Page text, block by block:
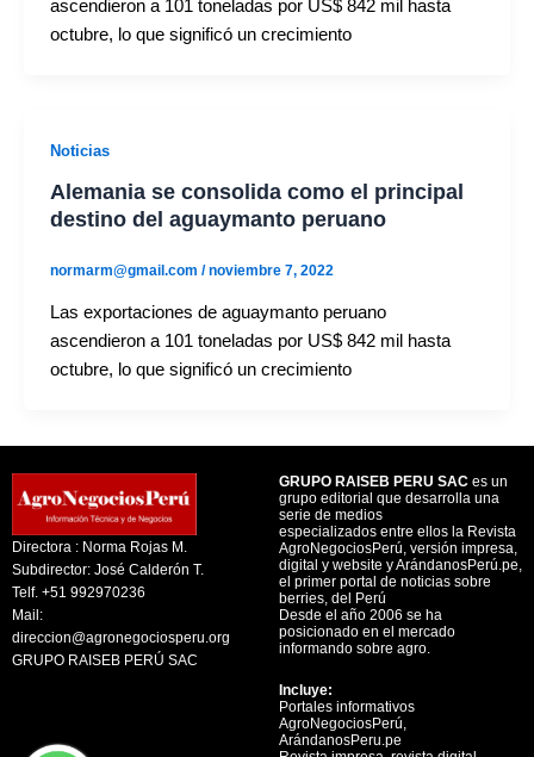
ascendieron a 101 toneladas por US$ 842 mil hasta
octubre, lo que significó un crecimiento
Noticias
Alemania se consolida como el principal
destino del aguaymanto peruano
normarm@gmail.com /noviembre 7, 2022
Las exportaciones de aguaymanto peruano
ascendieron a 101 toneladas por US$ 842 mil hasta
octubre, lo que significó un crecimiento
Directora : Norma Rojas M.
Subdirector: José Calderón T.
Telf. +51 992970236
Mail:
direccion@agronegociosperu.org
GRUPO RAISEB PERÚ SAC
GRUPO RAISEB PERU SAC es un
grupo editorial que desarrolla una
serie de medios
especializados entre ellos la Revista
AgroNegociosPerú, versión impresa,
digital y website y ArándanosPerú.pe,
el primer portal de noticias sobre
berries, del Perú
Desde el año 2006 se ha
posicionado en el mercado
informando sobre agro.
Incluye:
Portales informativos
AgroNegociosPerú,
ArándanosPeru.pe